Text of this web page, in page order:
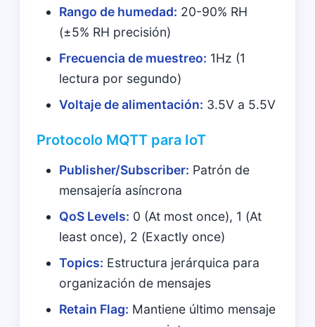
Rango de humedad: 20-90% RH
(±5% RH precisión)
Frecuencia de muestreo: 1Hz (1
lectura por segundo)
Voltaje de alimentación: 3.5V a 5.5V
Protocolo MQTT para IoT
Publisher/Subscriber: Patrón de
mensajería asíncrona
QoS Levels: 0 (At most once), 1 (At
least once), 2 (Exactly once)
Topics: Estructura jerárquica para
organización de mensajes
Retain Flag: Mantiene último mensaje